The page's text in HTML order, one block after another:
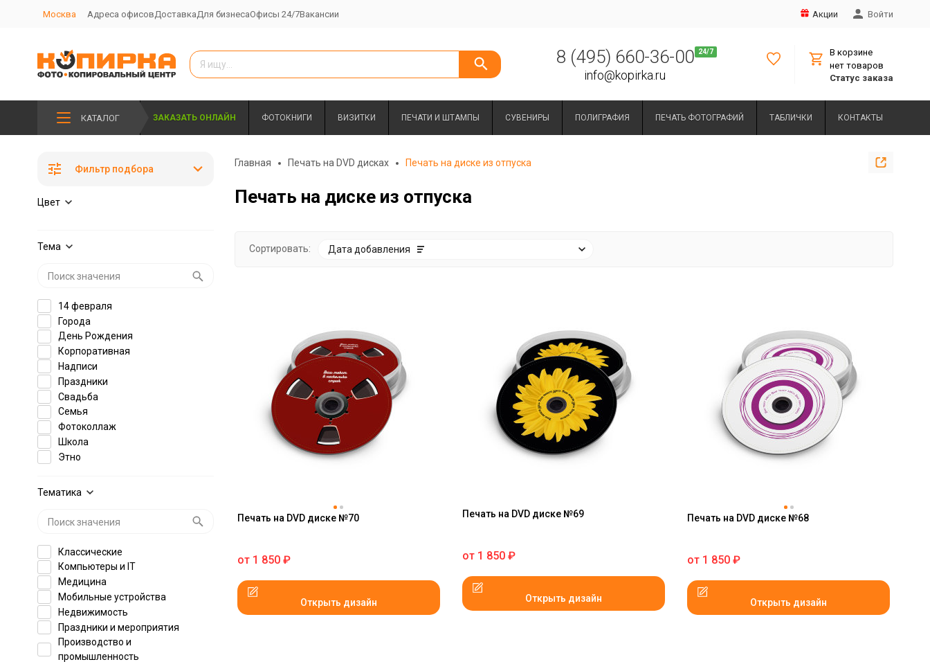
Москва Адреса офисов Доставка Для бизнесаОфисы 24/7Вакансии Акции Войти
8 (495) 660-36-00
info@kopirka.ru
В корзине
нет товаров
Статус заказа
КАТАЛОГ ЗАКАЗАТЬ ОНЛАЙН ФОТОКНИГИ ВИЗИТКИ ПЕЧАТИ И ШТАМПЫ СУВЕНИРЫ ПОЛИГРАФИЯ ПЕЧАТЬ ФОТОГРАФИЙ ТАБЛИЧКИ КОНТАКТЫ
Главная Печать на DVD дисках Печать на диске из отпуска
Печать на диске из отпуска
Сортировать: Дата добавления
Печать на DVD диске №70
от 1 850 ₽
Открыть дизайн
Печать на DVD диске №69
от 1 850 ₽
Открыть дизайн
Печать на DVD диске №68
от 1 850 ₽
Открыть дизайн
Фильтр подбора
Цвет
Тема
14 февраля
Города
День Рождения
Корпоративная
Надписи
Праздники
Свадьба
Семья
Фотоколлаж
Школа
Этно
Тематика
Классические
Компьютеры и IT
Медицина
Мобильные устройства
Недвижимость
Праздники и мероприятия
Производство и
промышленность